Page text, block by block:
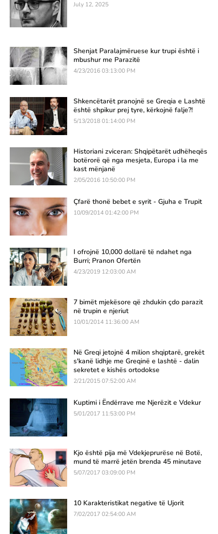
July 12, 2025
Shenjat Paralajmëruese kur trupi është i
mbushur me Parazitë
4/23/2016 03:13:00 PM
Shkencëtarët pranojnë se Greqia e Lashtë
është shpikur prej tyre, kërkojnë falje?!
5/13/2018 01:14:00 PM
Historiani zviceran: Shqipëtarët udhëheqës
botërorë që nga mesjeta, Europa i la me
kast mënjanë
2/05/2016 10:50:00 PM
Çfarë thonë bebet e syrit - Gjuha e Trupit
10/09/2014 01:42:00 PM
I ofrojnë 10,000 dollarë të ndahet nga
Burri; Pranon Ofertën
4/23/2019 12:03:00 AM
7 bimët mjekësore që zhdukin çdo parazit
në trupin e njeriut
10/01/2014 11:36:00 AM
Në Greqi jetojnë 4 milion shqiptarë, grekët
s'kanë lidhje me Greqinë e lashtë - dalin
sekretet e kishës ortodokse
2/21/2015 07:52:00 AM
Kuptimi i Ëndërrave me Njerëzit e Vdekur
5/01/2017 11:53:00 PM
Kjo është pija më Vdekjeprurëse në Botë,
mund të marrë jetën brenda 45 minutave
5/07/2017 03:09:00 PM
10 Karakteristikat negative të Ujorit
7/02/2017 02:54:00 AM